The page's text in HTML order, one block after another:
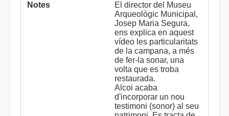
El director del Museu
Arqueològic Municipal,
Josep Maria Segura,
ens explica en aquest
vídeo les particularitats
de la campana, a més
de fer-la sonar, una
volta que es troba
restaurada.
Alcoi acaba
d'incorporar un nou
testimoni (sonor) al seu